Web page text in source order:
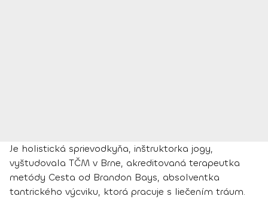
Je holistická sprievodkyňa, inštruktorka jogy,
vyštudovala TČM v Brne, akreditovaná terapeutka
metódy Cesta od Brandon Bays, absolventka
tantrického výcviku, ktorá pracuje s liečením tráum.